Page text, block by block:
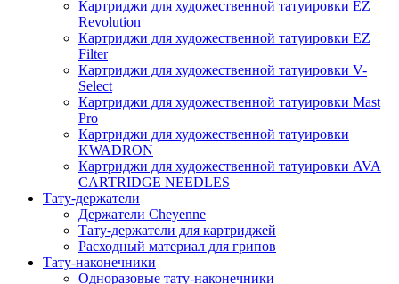
Картриджи для художественной татуировки EZ
Revolution
Картриджи для художественной татуировки EZ
Filter
Картриджи для художественной татуировки V-
Select
Картриджи для художественной татуировки Mast
Pro
Картриджи для художественной татуировки
KWADRON
Картриджи для художественной татуировки AVA
CARTRIDGE NEEDLES
Тату-держатели
Держатели Cheyenne
Тату-держатели для картриджей
Расходный материал для грипов
Тату-наконечники
Одноразовые тату-наконечники